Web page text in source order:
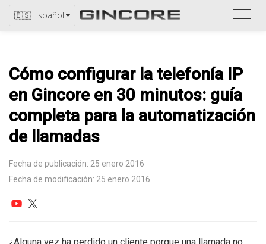
🇪🇸 Español
Cómo configurar la telefonía IP
en Gincore en 30 minutos: guía
completa para la automatización
de llamadas
Fecha de publicación: 25 enero 2016
Fecha de modificación: 25 enero 2016